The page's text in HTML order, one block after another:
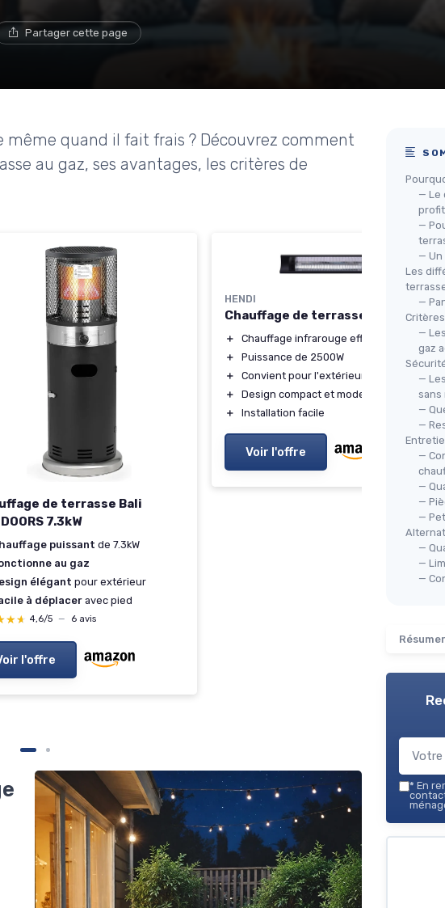
Partager cette page
même quand il fait frais ? Découvrez comment
au gaz, ses avantages, les critères de
de terrasse Bali
7.3kW
puissant de 7.3kW
au gaz
élégant pour extérieur
à déplaceravec pied
4,6/5 — 6 avis
l'offre
HENDI
Chauffage de terrasse Bola
＋
Chauffage infrarouge efficace
＋
Puissance de 2500W
＋
Convient pour l'extérieur
＋
Design compact et moderne
＋
Installation facile
Voir l'offre
— Le
—
—
Les
—
—
gaz
—
sans
—
—
—
—
—
—
—
—
—
Résumer
* En